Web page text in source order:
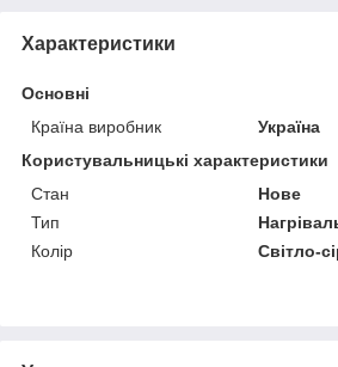
Характеристики
Основні
Країна виробник
Україна
Користувальницькі характеристики
Стан
Нове
Тип
Колір
Світло-